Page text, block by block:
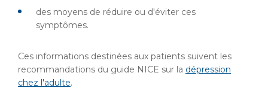
des moyens de réduire ou d'éviter ces
symptômes.
Ces informations destinées aux patients suivent les
recommandations du guide NICE sur la dépression
chez l'adulte.